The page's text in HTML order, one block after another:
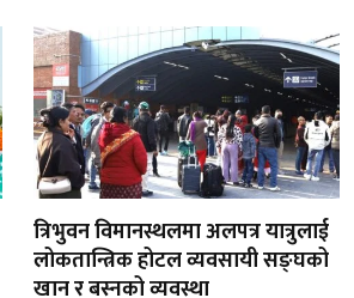
त्रिभुवन विमानस्थलमा अलपत्र यात्रुलाई
लोकतान्त्रिक होटल व्यवसायी सङ्घको
खान र बस्नको व्यवस्था